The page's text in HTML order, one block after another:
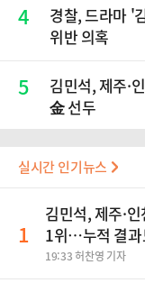
4
경찰, 드라마 '
위반 의혹
5
김민석, 제주·
金 선두
실시간 인기뉴스
1
김민석, 제주·
1위…누적 결과
19:33 허찬영 기자